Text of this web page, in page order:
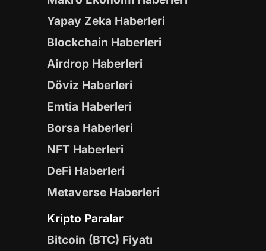
Yapay Zeka Haberleri
Blockchain Haberleri
Airdrop Haberleri
Döviz Haberleri
Emtia Haberleri
Borsa Haberleri
NFT Haberleri
DeFi Haberleri
Metaverse Haberleri
Kripto Paralar
Bitcoin (BTC) Fiyatı